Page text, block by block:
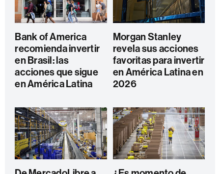
Bank of America
recomienda invertir
en Brasil: las
acciones que sigue
en América Latina
Morgan Stanley
revela sus acciones
favoritas para invertir
en América Latina en
2026